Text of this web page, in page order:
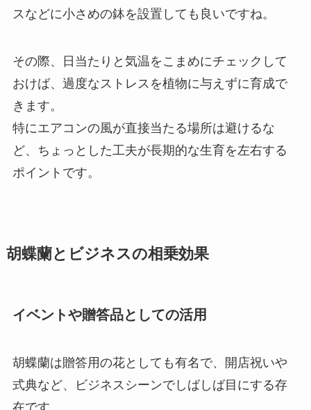
スなどに小さめの鉢を設置しても良いですね。
その際、日当たりと気温をこまめにチェックして
おけば、過度なストレスを植物に与えずに育成で
きます。
特にエアコンの風が直接当たる場所は避けるな
ど、ちょっとした工夫が長期的な生育を左右する
ポイントです。
胡蝶蘭とビジネスの相乗効果
イベントや贈答品としての活用
胡蝶蘭は贈答用の花としても有名で、開店祝いや
式典など、ビジネスシーンでしばしば目にする存